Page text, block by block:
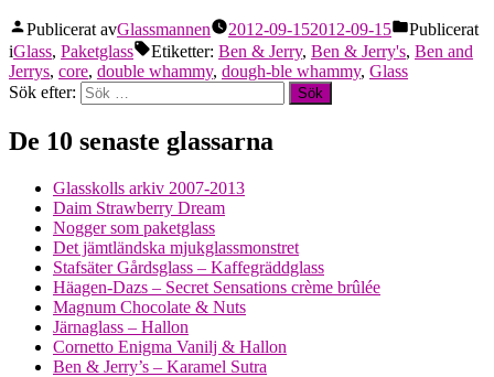
Publicerat avGlassmannen 2012-09-152012-09-15
Publicerat
iGlass, Paketglass Etiketter: Ben & Jerry, Ben & Jerry's, Ben and
Jerrys, core, double whammy, dough-ble whammy, Glass
Sök efter:
De 10 senaste glassarna
Glasskolls arkiv 2007-2013
Daim Strawberry Dream
Nogger som paketglass
Det jämtländska mjukglassmonstret
Stafsäter Gårdsglass – Kaffegräddglass
Häagen-Dazs – Secret Sensations crème brûlée
Magnum Chocolate & Nuts
Järnaglass – Hallon
Cornetto Enigma Vanilj & Hallon
Ben & Jerry’s – Karamel Sutra